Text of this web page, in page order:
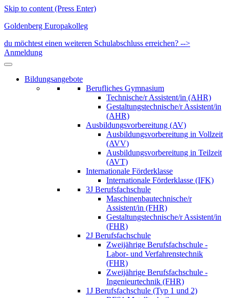
Skip to content (Press Enter)
Goldenberg Europakolleg
du möchtest einen weiteren Schulabschluss erreichen? -->
Anmeldung
Bildungsangebote
Berufliches Gymnasium
Technische/r Assistent/in (AHR)
Gestaltungstechnische/r Assistent/in
(AHR)
Ausbildungsvorbereitung (AV)
Ausbildungsvorbereitung in Vollzeit
(AVV)
Ausbildungsvorbereitung in Teilzeit
(AVT)
Internationale Förderklasse
Internationale Förderklasse (IFK)
3J Berufsfachschule
Maschinenbautechnische/r
Assistent/in (FHR)
Gestaltungstechnische/r Assistent/in
(FHR)
2J Berufsfachschule
Zweijährige Berufsfachschule -
Labor- und Verfahrenstechnik
(FHR)
Zweijährige Berufsfachschule -
Ingenieurtechnik (FHR)
1J Berufsfachschule (Typ 1 und 2)